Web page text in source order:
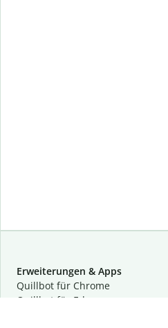
Erweiterungen & Apps
Quillbot für Chrome
Quillbot für Edge